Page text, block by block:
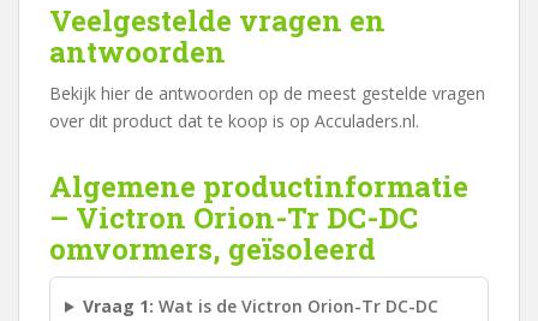
Veelgestelde vragen en
antwoorden
Bekijk hier de antwoorden op de meest gestelde vragen
over dit product dat te koop is op Acculaders.nl.
Algemene productinformatie
– Victron Orion-Tr DC-DC
omvormers, geïsoleerd
Vraag 1: Wat is de Victron Orion-Tr DC-DC